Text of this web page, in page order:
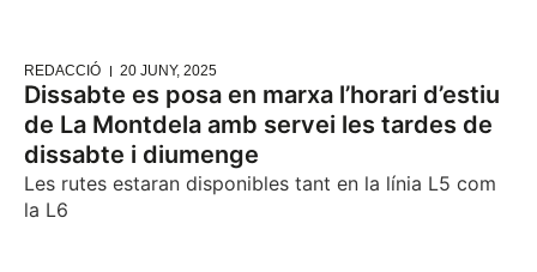
REDACCIÓ 20 JUNY, 2025
Dissabte es posa en marxa l’horari d’estiu
de La Montdela amb servei les tardes de
dissabte i diumenge
Les rutes estaran disponibles tant en la línia L5 com
la L6